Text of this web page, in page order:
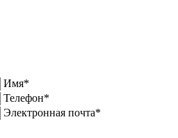
Имя*
Телефон*
Электронная почта*